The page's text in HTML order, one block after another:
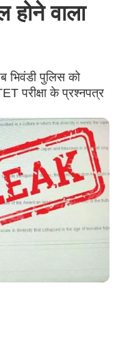
होने वाला
पुलिस को
परीक्षा के प्रश्नपत्र